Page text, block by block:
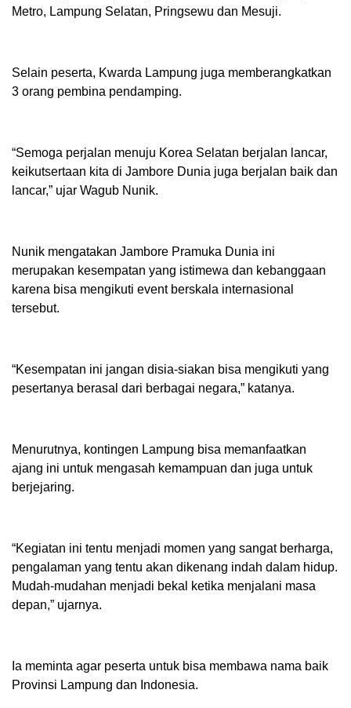
Metro, Lampung Selatan, Pringsewu dan Mesuji.
Selain peserta, Kwarda Lampung juga memberangkatkan
3 orang pembina pendamping.
“Semoga perjalan menuju Korea Selatan berjalan lancar,
keikutsertaan kita di Jambore Dunia juga berjalan baik dan
lancar,” ujar Wagub Nunik.
Nunik mengatakan Jambore Pramuka Dunia ini
merupakan kesempatan yang istimewa dan kebanggaan
karena bisa mengikuti event berskala internasional
tersebut.
“Kesempatan ini jangan disia-siakan bisa mengikuti yang
pesertanya berasal dari berbagai negara,” katanya.
Menurutnya, kontingen Lampung bisa memanfaatkan
ajang ini untuk mengasah kemampuan dan juga untuk
berjejaring.
“Kegiatan ini tentu menjadi momen yang sangat berharga,
pengalaman yang tentu akan dikenang indah dalam hidup.
Mudah-mudahan menjadi bekal ketika menjalani masa
depan,” ujarnya.
Ia meminta agar peserta untuk bisa membawa nama baik
Provinsi Lampung dan Indonesia.